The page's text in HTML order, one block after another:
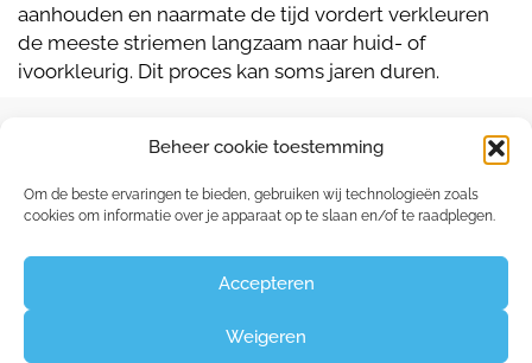
Beheer cookie toestemming
Om de beste ervaringen te bieden, gebruiken wij technologieën zoals
cookies om informatie over je apparaat op te slaan en/of te raadplegen.
Accepteren
Weigeren
aanhouden en naarmate de tijd vordert verkleuren
de meeste striemen langzaam naar huid- of
ivoorkleurig. Dit proces kan soms jaren duren.
Capucienenlaan 35 - 9300 Aalst